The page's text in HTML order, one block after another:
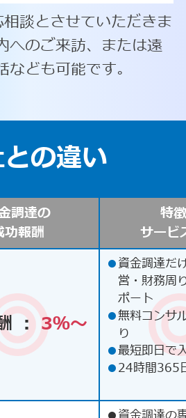
談とさせていただきま
のご来訪、または遠
ども可能です。
の違い
調達の
功報酬
特
サービ
： 3％〜
●資金調達だ
営・財務周
ポート
●無料コンサ
り
●最短即日で
●24時間365